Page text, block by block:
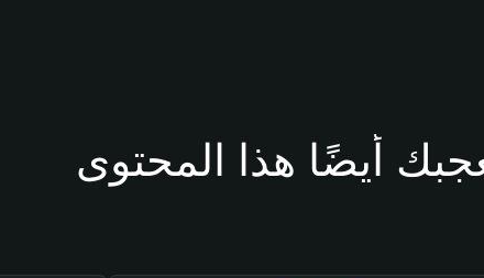
أيضًا هذا المحتوى